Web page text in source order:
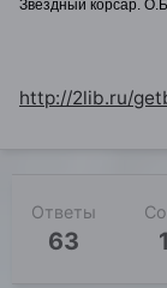
Звездный корсар.
http://2lib.ru/
Ответы
63